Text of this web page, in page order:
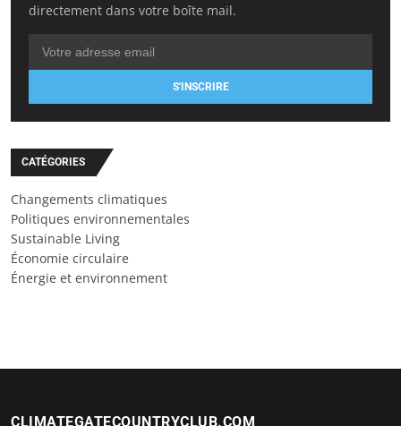
directement dans votre boîte mail.
S'INSCRIRE
CATÉGORIES
Changements climatiques
Politiques environnementales
Sustainable Living
Économie circulaire
Énergie et environnement
CLIMATEGATECOUNTRYCLUB.COM